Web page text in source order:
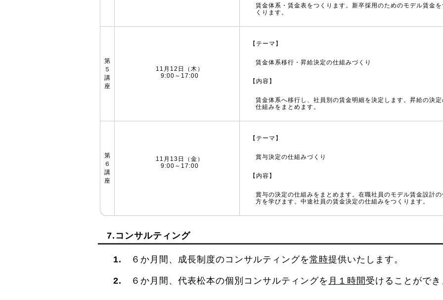
賃金体系・賃金表をつくります。新卒採用のためのモデル賃金
くります。
第
５
講
座
11月12日（木）
9:00～17:00
【テーマ】
賃金体系移行・昇給決定の仕組みづくり
【内容】
賃金体系へ移行し、社員別の賃金明細を決定します。昇給の決
仕組みをまとめます。
第
６
講
座
11月13日（金）
9:00～17:00
【テーマ】
賞与決定の仕組みづくり
【内容】
賞与の決定の仕組みをまとめます。在職社員のモデル賃金設計
方を学びます。中途社員の賃金決定の仕組みをつくります。
7.コンサルティング
６か月間、成長制度のコンサルティングを常時提供いたします。
６か月間、代表松本の個別コンサルティングを 月１時間 受けることがで